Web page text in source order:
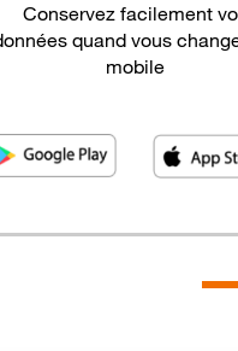
Conservez facilement
quand vous
mobile